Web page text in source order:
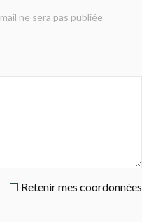
ne sera pas publiée
Retenir mes coordonnées